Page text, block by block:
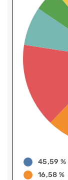
45,59 %
16,58 %